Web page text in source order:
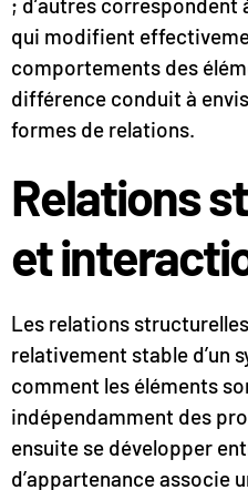
; d’autres
qui modifient
comportements des
différence conduit à
formes de relations.
Relations
et
Les relations
relativement stable d’un
comment les éléments
indépendamment des
ensuite se développer
d’appartenance associe